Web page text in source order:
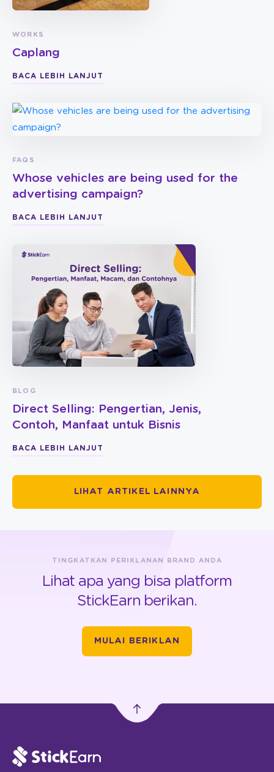
WORKS
Caplang
BACA LEBIH LANJUT
FAQS
Whose vehicles are being used for the
advertising campaign?
BACA LEBIH LANJUT
BLOG
Direct Selling: Pengertian, Jenis,
Contoh, Manfaat untuk Bisnis
BACA LEBIH LANJUT
LIHAT ARTIKEL LAINNYA
TINGKATKAN PERIKLANAN BRAND ANDA
Lihat apa yang bisa platform
StickEarn berikan.
MULAI BERIKLAN